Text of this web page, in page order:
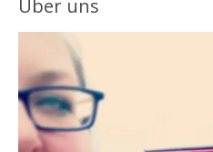
Über uns